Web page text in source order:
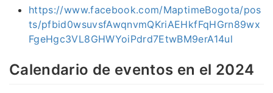
https://www.facebook.com/MaptimeBogota/pos
ts/pfbid0wsuvsfAwqnvmQKriAEHkfFqHGrn89wx
FgeHgc3VL8GHWYoiPdrd7EtwBM9erA14ul
Calendario de eventos en el 2024